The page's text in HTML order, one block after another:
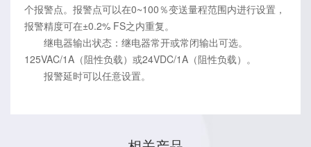
个报警点。报警点可以在0~100％变送量程范围内进行设置，
报警精度可在±0.2% FS之内重复。
继电器输出状态：继电器常开或常闭输出可选。
125VAC/1A（阻性负载）或24VDC/1A（阻性负载）。
报警延时可以任意设置。